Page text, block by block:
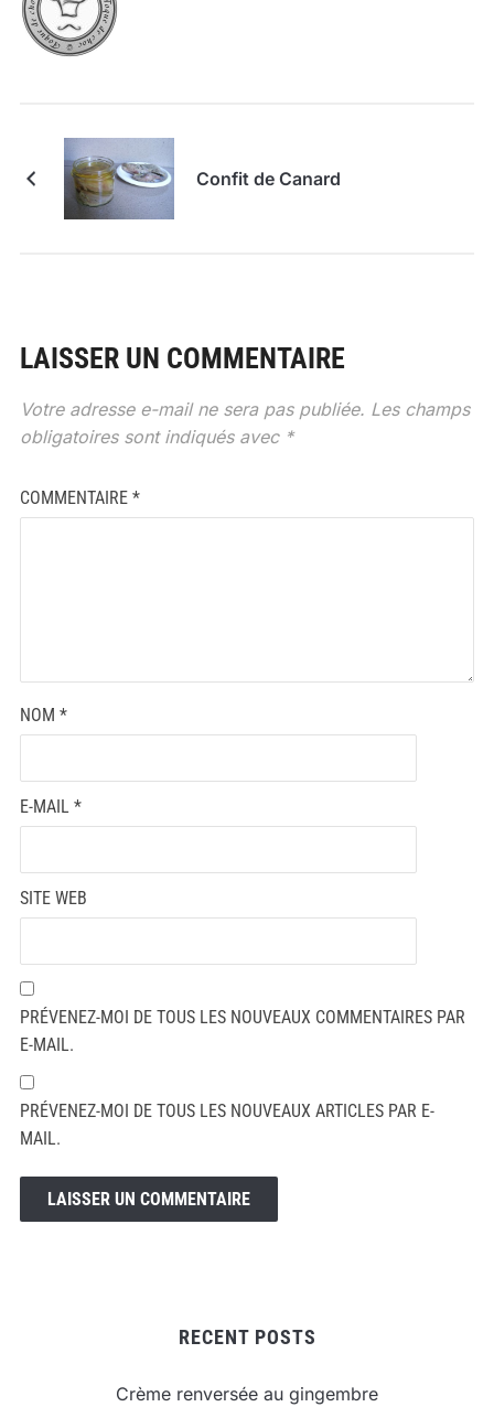
Confit de Canard
LAISSER UN COMMENTAIRE
Votre adresse e-mail ne sera pas publiée. Les champs
obligatoires sont indiqués avec *
COMMENTAIRE *
NOM *
E-MAIL *
SITE WEB
PRÉVENEZ-MOI DE TOUS LES NOUVEAUX COMMENTAIRES PAR
E-MAIL.
PRÉVENEZ-MOI DE TOUS LES NOUVEAUX ARTICLES PAR E-
MAIL.
RECENT POSTS
Crème renversée au gingembre